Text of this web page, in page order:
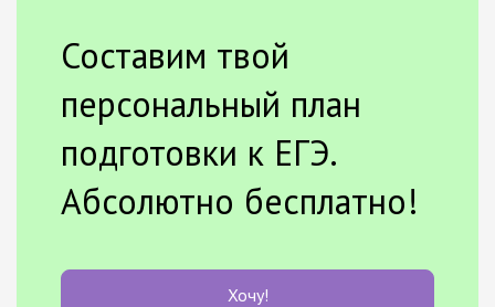
Составим твой
персональный план
подготовки к ЕГЭ.
Абсолютно бесплатно!
Хочу!